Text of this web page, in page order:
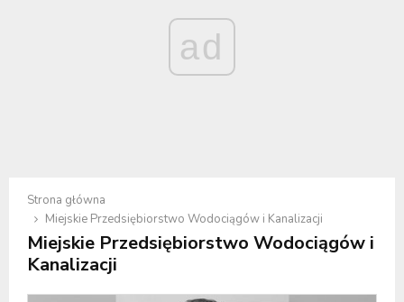
ad
Strona główna
Miejskie Przedsiębiorstwo Wodociągów i Kanalizacji
Miejskie Przedsiębiorstwo Wodociągów i
Kanalizacji